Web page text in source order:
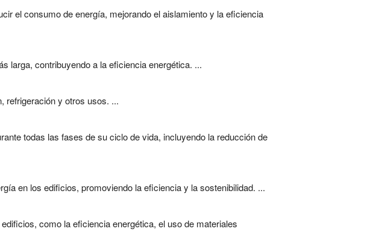
el consumo de energía, mejorando el aislamiento y la eficiencia
larga, contribuyendo a la eficiencia energética. ...
refrigeración y otros usos. ...
todas las fases de su ciclo de vida, incluyendo la reducción de
en los edificios, promoviendo la eficiencia y la sostenibilidad. ...
como la eficiencia energética, el uso de materiales